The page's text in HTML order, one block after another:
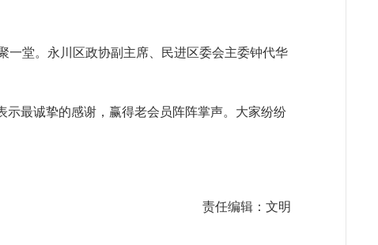
一堂。永川区政协副主席、民进区委会主委钟代华
示最诚挚的感谢，赢得老会员阵阵掌声。大家纷纷
责任编辑：文明